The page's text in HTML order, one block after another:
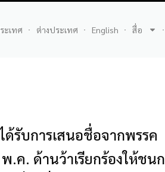
ะเทศ ต่างประเทศ English สื่อ
รับการเสนอชื่อจากพรรค
.ค. ด้านว้าเรียกร้องให้ชนก